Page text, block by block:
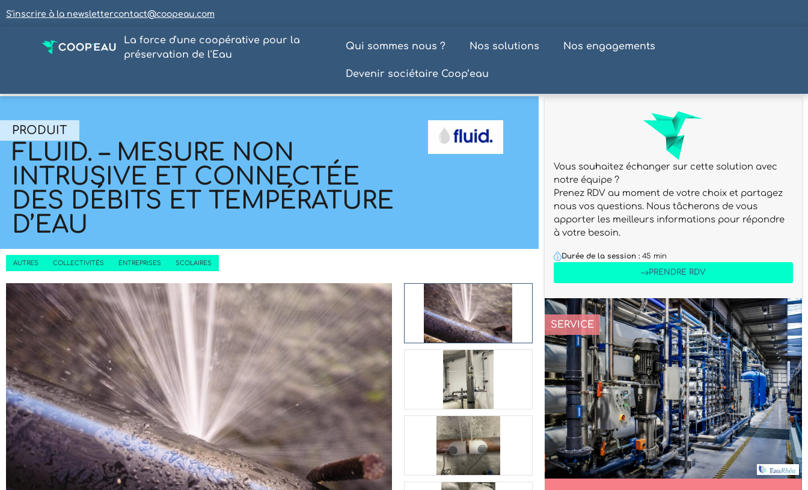
S'inscrire à la newslettercontact@coopeau.com
La force d'une coopérative pour la
préservation de l'Eau
Qui sommes nous ? Nos solutions Nos engagements
Devenir sociétaire Coop’eau
PRODUIT
FLUID. – MESURE NON
INTRUSIVE ET CONNECTÉE
DES DÉBITS ET TEMPÉRATURE
D’EAU
AUTRES COLLECTIVITÉS ENTREPRISES SCOLAIRES
Vous souhaitez échanger sur cette solution avec
notre équipe ?
Prenez RDV au moment de votre choix et partagez
nous vos questions. Nous tâcherons de vous
apporter les meilleurs informations pour répondre
à votre besoin.
Durée de la session : 45 min
PRENDRE RDV
SERVICE